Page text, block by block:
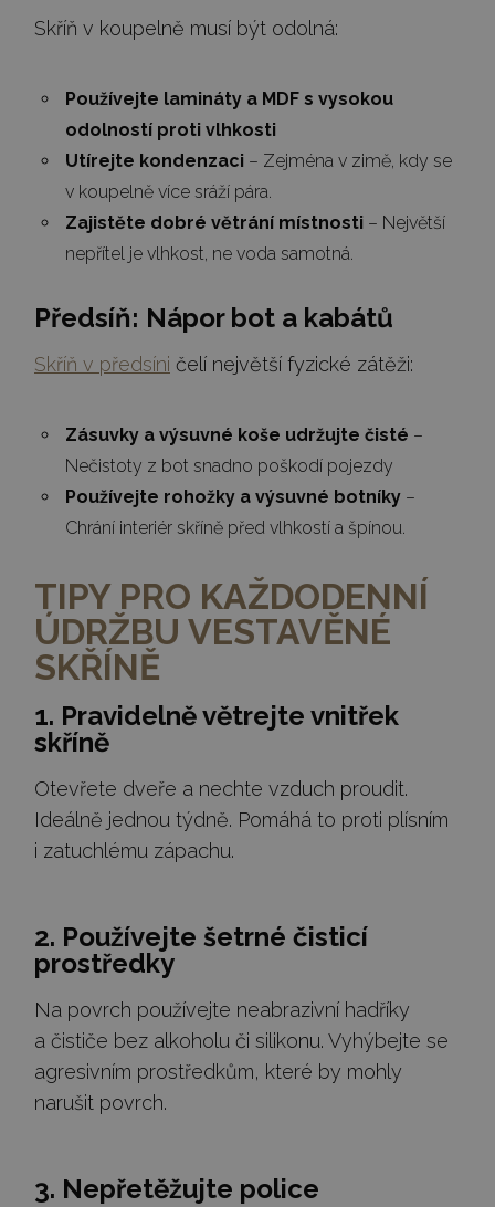
Skříň v koupelně musí být odolná:
Používejte lamináty a MDF s vysokou
odolností proti vlhkosti
Utírejte kondenzaci – Zejména v zimě, kdy se
v koupelně více sráží pára.
Zajistěte dobré větrání místnosti – Největší
nepřítel je vlhkost, ne voda samotná.
Předsíň: Nápor bot a kabátů
Skříň v předsíni čelí největší fyzické zátěži:
Zásuvky a výsuvné koše udržujte čisté –
Nečistoty z bot snadno poškodí pojezdy
Používejte rohožky a výsuvné botníky –
Chrání interiér skříně před vlhkostí a špínou.
TIPY PRO KAŽDODENNÍ
ÚDRŽBU VESTAVĚNÉ
SKŘÍNĚ
1. Pravidelně větrejte vnitřek
skříně
Otevřete dveře a nechte vzduch proudit.
Ideálně jednou týdně. Pomáhá to proti plísním
i zatuchlému zápachu.
2. Používejte šetrné čisticí
prostředky
Na povrch používejte neabrazivní hadříky
a čističe bez alkoholu či silikonu. Vyhýbejte se
agresivním prostředkům, které by mohly
narušit povrch.
3. Nepřetěžujte police